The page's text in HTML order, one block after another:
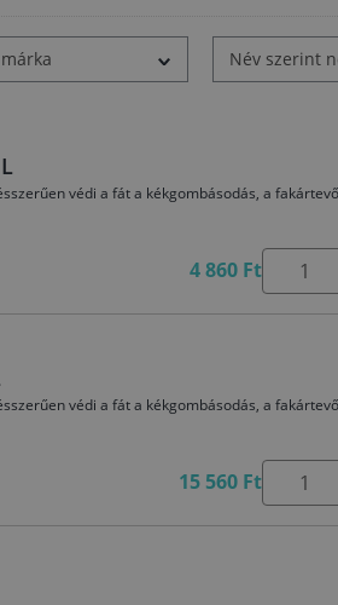
Név szerint
védi a fát a kékgombásodás, a
4 860 Ft
védi a fát a kékgombásodás, a
15 560 Ft